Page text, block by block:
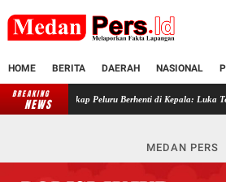
HOME BERITA DAERAH NASIONAL
BREAKING
NEWS Misteri Kematian Winda Lauren
MEDAN PERS